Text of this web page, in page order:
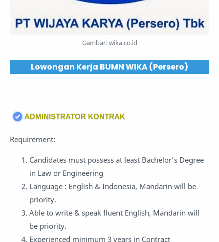
Gambar: wika.co.id
Lowongan Kerja BUMN WIKA (Persero)
ADMINISTRATOR KONTRAK
Requirement:
Candidates must possess at least Bachelor’s Degree
in Law or Engineering
Language : English & Indonesia, Mandarin will be
priority.
Able to write & speak fluent English, Mandarin will
be priority.
Experienced minimum 3 years in Contract